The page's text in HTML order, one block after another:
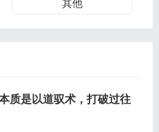
其他
质是以道驭术，打破过往